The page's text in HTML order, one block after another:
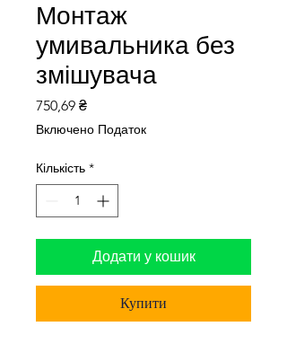
Монтаж
умивальника без
змішувача
750,69 ₴Ціна
Включено Податок
Кількість *
Додати у кошик
Купити